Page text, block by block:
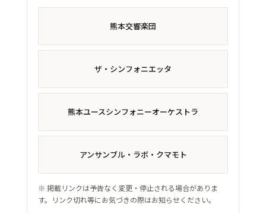
熊本交響楽団
ザ・シンフォニエッタ
熊本ユースシンフォニーオーケストラ
アンサンブル・ラボ・クマモト
※ 掲載リンクは予告なく変更・停止される場合がありま
す。リンク切れ等にお気づきの際はお知らせください。